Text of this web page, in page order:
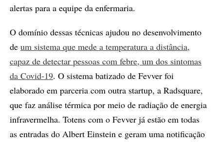
alertas para a equipe da enfermaria.
O domínio dessas técnicas ajudou no desenvolvimento
de um sistema que mede a temperatura a distância,
capaz de detectar pessoas com febre, um dos sintomas
da Covid-19. O sistema batizado de Fevver foi
elaborado em parceria com outra startup, a Radsquare,
que faz análise térmica por meio de radiação de energia
infravermelha. Totens com o Fevver já estão em todas
as entradas do Albert Einstein e geram uma notificação